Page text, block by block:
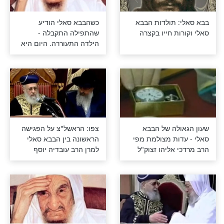
משותף על
הקשות
מצמרר על הבבא סאלי
הבבא סאלי
תיעוד נדיר על הבבא סאלי
ממקור ראשון